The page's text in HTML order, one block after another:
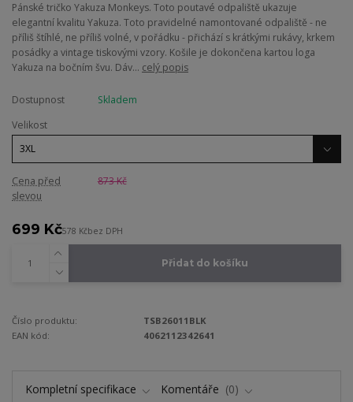
Pánské tričko Yakuza Monkeys. Toto poutavé odpaliště ukazuje
elegantní kvalitu Yakuza. Toto pravidelné namontované odpaliště - ne
příliš štíhlé, ne příliš volné, v pořádku - přichází s krátkými rukávy, krkem
posádky a vintage tiskovými vzory. Košile je dokončena kartou loga
Yakuza na bočním švu. Dáv... celý popis
Dostupnost
Skladem
Velikost
Cena před
slevou
873 Kč
699 Kč578 Kčbez DPH
Přidat do košíku
Číslo produktu:
TSB26011BLK
EAN kód:
4062112342641
Kompletní specifikace Komentáře 0